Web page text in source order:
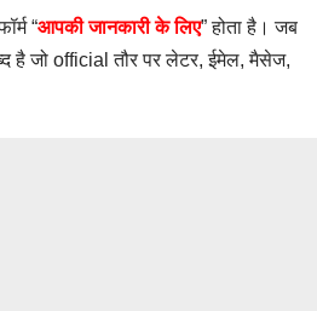
“आपकी जानकारी के लिए” होता है। जब
है जो official तौर पर लेटर, ईमेल, मैसेज,